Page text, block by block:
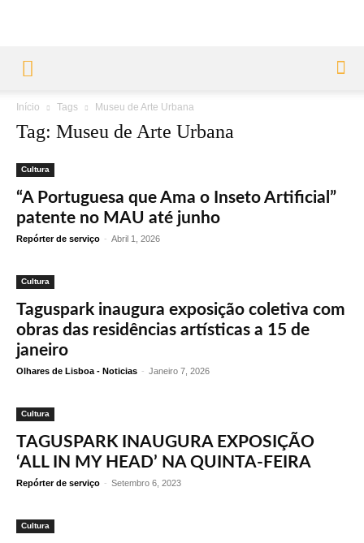
Início Tags Museu de Arte Urbana
Tag: Museu de Arte Urbana
Cultura
“A Portuguesa que Ama o Inseto Artificial”
patente no MAU até junho
Repórter de serviço - Abril 1, 2026
Cultura
Taguspark inaugura exposição coletiva com
obras das residências artísticas a 15 de
janeiro
Olhares de Lisboa - Noticias - Janeiro 7, 2026
Cultura
TAGUSPARK INAUGURA EXPOSIÇÃO
‘ALL IN MY HEAD’ NA QUINTA-FEIRA
Repórter de serviço - Setembro 6, 2023
Cultura